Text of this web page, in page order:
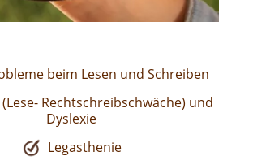
beim Lesen und Schreiben
(Lese- Rechtschreibschwäche) und
Dyslexie
Legasthenie